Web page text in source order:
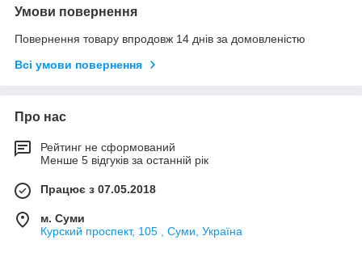
Умови повернення
Повернення товару впродовж 14 днів за домовленістю
Всі умови повернення
Про нас
Рейтинг не сформований
Менше 5 відгуків за останній рік
Працює з 07.05.2018
м. Суми
Курский проспект, 105 , Суми, Україна